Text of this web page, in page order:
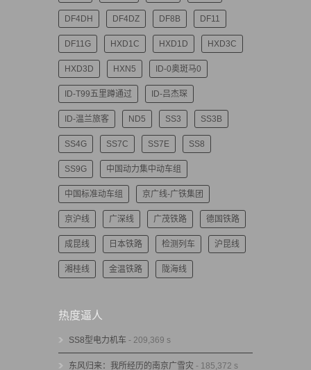
DF4DH DF4DZ DF8B DF11
DF11G HXD1C HXD1D HXD3C
HXD3D HXN5 ID-0奥斑马0
ID-T99五里蹲通过 ID-吕杰琛
ID-温兰旅客 ND5 SS3 SS3B
SS4G SS7C SS7E SS8
SS9G 中国动力集中动车组
中国标准动车组 京广线-广铁集团
京沪线 广深线 广茂铁路 德国铁路
成昆线 日本铁路 检测列车 沪昆线
湘桂线 金温铁路 陇海线
热度逼人
SS8型电力机车 - 209,369 s
东风归来：我所经历的南京广雪灾 - 185,372 s